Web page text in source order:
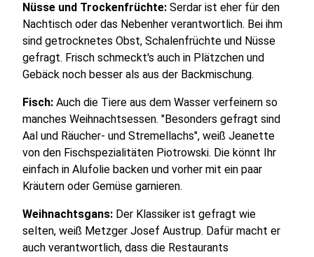
Nüsse und Trockenfrüchte: Serdar ist eher für den
Nachtisch oder das Nebenher verantwortlich. Bei ihm
sind getrocknetes Obst, Schalenfrüchte und Nüsse
gefragt. Frisch schmeckt's auch in Plätzchen und
Gebäck noch besser als aus der Backmischung.
Fisch: Auch die Tiere aus dem Wasser verfeinern so
manches Weihnachtsessen. "Besonders gefragt sind
Aal und Räucher- und Stremellachs", weiß Jeanette
von den Fischspezialitäten Piotrowski. Die könnt Ihr
einfach in Alufolie backen und vorher mit ein paar
Kräutern oder Gemüse garnieren.
Weihnachtsgans: Der Klassiker ist gefragt wie
selten, weiß Metzger Josef Austrup. Dafür macht er
auch verantwortlich, dass die Restaurants